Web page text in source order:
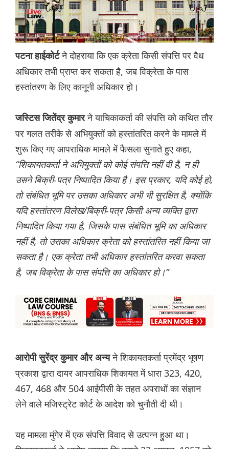
पटना हाईकोर्टने दोहराया कि एक क्रेता किसी संपत्ति पर वैध
अधिकार तभी प्राप्त कर सकता है, जब विक्रेता के पास
हस्तांतरण के लिए कानूनी अधिकार हो।
जस्टिस जितेंद्र कुमारने याचिकाकर्ता की संपत्ति को कथित तौर
पर गलत तरीके से अभियुक्तों को हस्तांतरित करने के मामले में
शुरू किए गए आपराधिक मामले में फैसला सुनाते हुए कहा,
“शिकायतकर्ता ने अभियुक्तों को कोई संपत्ति नहीं दी है, न ही
उसने बिक्री-पत्र निष्पादित किया है। इस प्रकार, यदि कोई हो,
तो संबंधित भूमि पर उसका अधिकार अभी भी सुरक्षित है, क्योंकि
यदि हस्तांतरण विलेख/बिक्री-पत्र किसी अन्य व्यक्ति द्वारा
निष्पादित किया गया है, जिसके पास संबंधित भूमि का अधिकार
नहीं है, तो उसका अधिकार क्रेता को हस्तांतरित नहीं किया जा
सकता है। एक क्रेता तभी अधिकार हस्तांतरित करवा सकता
है, जब विक्रेता के पास संपत्ति का अधिकार हो।”
आरोपी सुरेंद्र कुमार और अन्यने शिकायतकर्ता प्रमेंद्र भूषण
प्रकाश द्वारा दायर आपराधिक शिकायत में धारा 323, 420,
467, 468 और 504 आईपीसी के तहत अपराधों का संज्ञान
लेने वाले मजिस्ट्रेट कोर्ट के आदेश को चुनौती दी थी।
यह मामला मुंगेर में एक संपत्ति विवाद से उत्पन्न हुआ था।